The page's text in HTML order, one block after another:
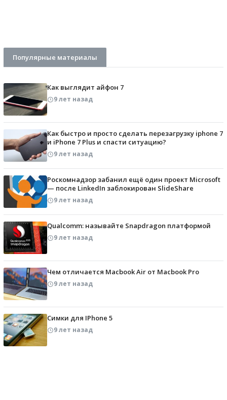
Популярные материалы
Как выглядит айфон 7
9 лет назад
Как быстро и просто сделать перезагрузку iphone 7
и iPhone 7 Plus и спасти ситуацию?
9 лет назад
Роскомнадзор забанил ещё один проект Microsoft
— после LinkedIn заблокирован SlideShare
9 лет назад
Qualcomm: называйте Snapdragon платформой
9 лет назад
Чем отличается Macbook Air от Macbook Pro
9 лет назад
Симки для IPhone 5
9 лет назад